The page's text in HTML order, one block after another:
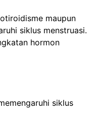
maupun
siklus menstruasi.
hormon
siklus